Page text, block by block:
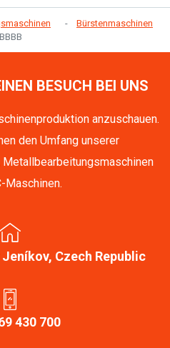
Bürstenmaschinen
BESUCH BEI UNS
anzuschauen.
den Umfang unserer
Maschinen.
Czech Republic
430 700